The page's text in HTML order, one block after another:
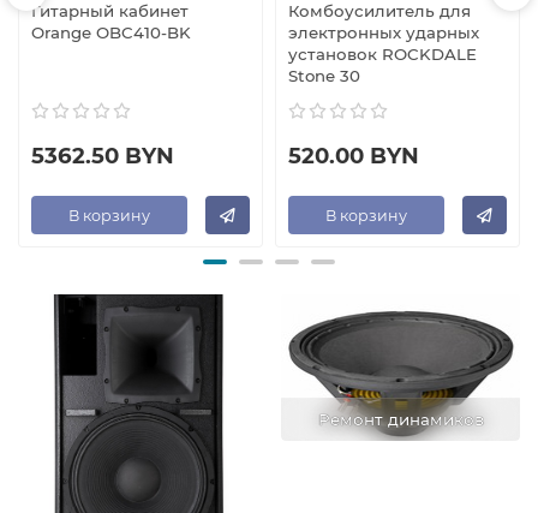
Гитарный кабинет
Orange OBC410-BK
5362.50 BYN
В корзину
Комбоусилитель для
электронных ударных
установок ROCKDALE
Stone 30
520.00 BYN
В корзину
Ремонт динамиков